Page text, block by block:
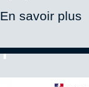
En savoir plus